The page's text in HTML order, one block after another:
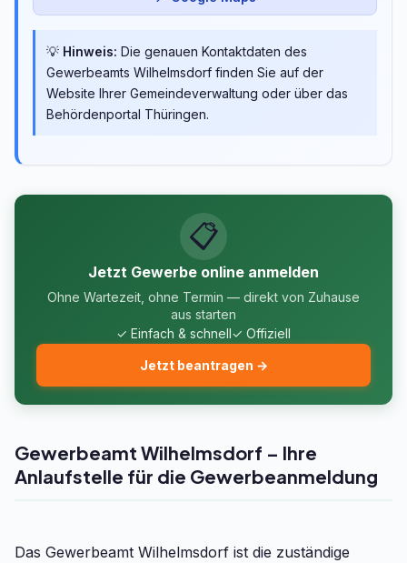
💡 Hinweis: Die genauen Kontaktdaten des
Gewerbeamts Wilhelmsdorf finden Sie auf der
Website Ihrer Gemeindeverwaltung oder über das
Behördenportal Thüringen.
📋
Jetzt Gewerbe online anmelden
Ohne Wartezeit, ohne Termin — direkt von Zuhause
aus starten
✓ Einfach & schnell✓ Offiziell
Jetzt beantragen →
Gewerbeamt Wilhelmsdorf – Ihre
Anlaufstelle für die Gewerbeanmeldung
Das Gewerbeamt Wilhelmsdorf ist die zuständige